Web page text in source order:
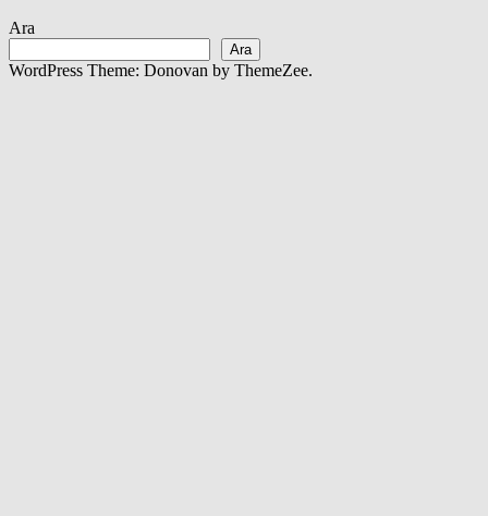
Ara
Ara
WordPress Theme: Donovan by ThemeZee.